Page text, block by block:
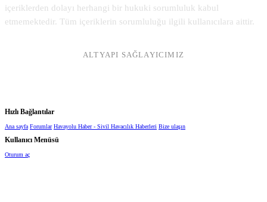
içeriklerden dolayı herhangi bir hukuki sorumluluk kabul
etmemektedir. Tüm içeriklerin sorumluluğu ilgili kullanıcılara aittir.
ALTYAPI SAĞLAYICIMIZ
Hızlı Bağlantılar
Ana sayfa Forumlar Havayolu Haber - Sivil Havacılık Haberleri Bize ulaşın
Kullanıcı Menüsü
Oturum aç